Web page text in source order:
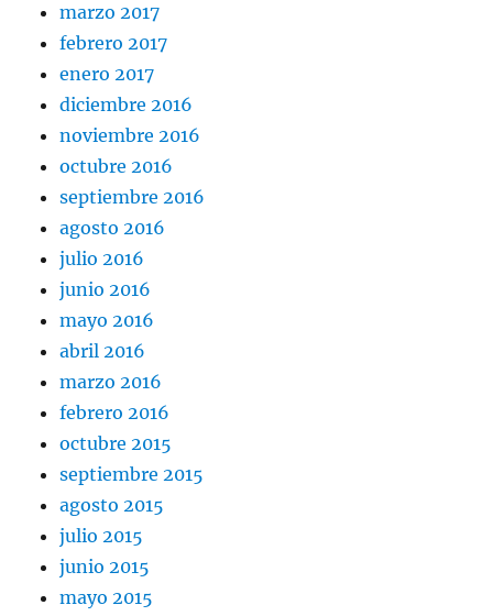
marzo 2017
febrero 2017
enero 2017
diciembre 2016
noviembre 2016
octubre 2016
septiembre 2016
agosto 2016
julio 2016
junio 2016
mayo 2016
abril 2016
marzo 2016
febrero 2016
octubre 2015
septiembre 2015
agosto 2015
julio 2015
junio 2015
mayo 2015